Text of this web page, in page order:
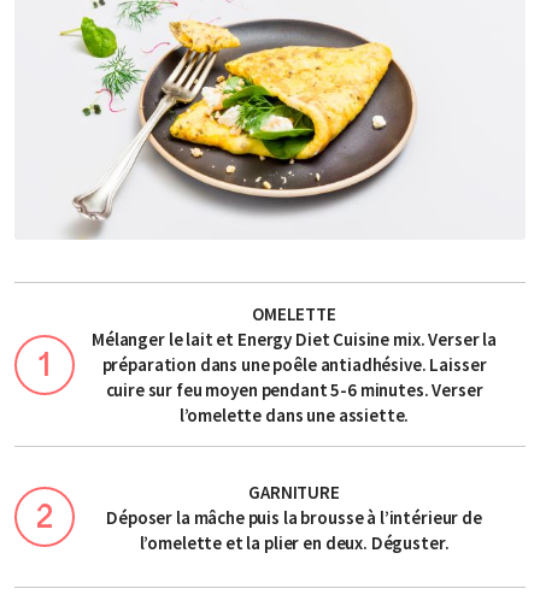
OMELETTE
Mélanger le lait et Energy Diet Cuisine mix. Verser la
préparation dans une poêle antiadhésive. Laisser
cuire sur feu moyen pendant 5-6 minutes. Verser
l’omelette dans une assiette.
GARNITURE
Déposer la mâche puis la brousse à l’intérieur de
l’omelette et la plier en deux. Déguster.